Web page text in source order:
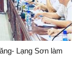
Lạng Sơn làm